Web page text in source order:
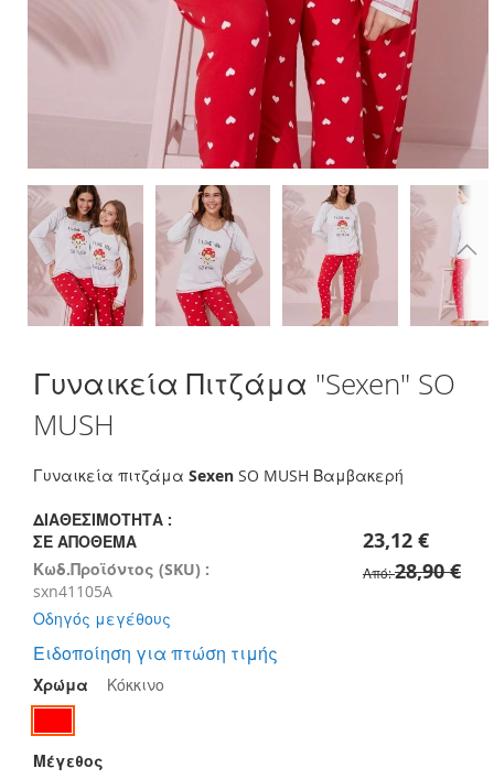
to
beginning
the
gallery
Γυναικεία Πιτζάμα "Sexen" SO
MUSH
Γυναικεία πιτζάμα Sexen SO MUSH Βαμβακερή
ΔΙΑΘΕΣΙΜΌΤΗΤΑ :
ΣΕ ΑΠΌΘΕΜΑ
Κωδ.Προϊόντος (SKU) :
sxn41105A
Οδηγός μεγέθους
23,12 €
Από 28,90 €
Ειδοποίηση για πτώση τιμής
Χρώμα Κόκκινο
Μέγεθος